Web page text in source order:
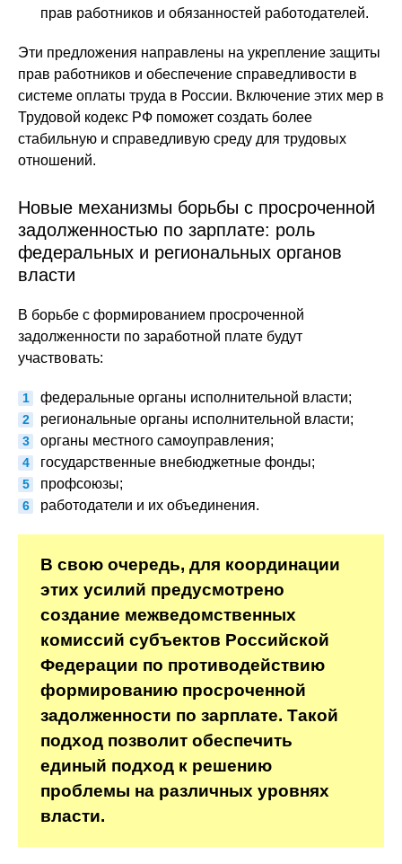
прав работников и обязанностей работодателей.
Эти предложения направлены на укрепление защиты
прав работников и обеспечение справедливости в
системе оплаты труда в России. Включение этих мер в
Трудовой кодекс РФ поможет создать более
стабильную и справедливую среду для трудовых
отношений.
Новые механизмы борьбы с просроченной
задолженностью по зарплате: роль
федеральных и региональных органов
власти
В борьбе с формированием просроченной
задолженности по заработной плате будут
участвовать:
федеральные органы исполнительной власти;
региональные органы исполнительной власти;
органы местного самоуправления;
государственные внебюджетные фонды;
профсоюзы;
работодатели и их объединения.
В свою очередь, для координации
этих усилий предусмотрено
создание межведомственных
комиссий субъектов Российской
Федерации по противодействию
формированию просроченной
задолженности по зарплате. Такой
подход позволит обеспечить
единый подход к решению
проблемы на различных уровнях
власти.